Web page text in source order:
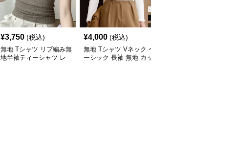
¥3,750 (税込)
無地 Tシャツ リブ編み無
地半袖ティーシャツ レ
¥4,000 (税込)
無地 Tシャツ Vネック ベ
ーシック 長袖 無地 カッ